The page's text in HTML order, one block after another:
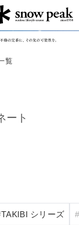
Snow Peak
覧
ート
TAKIBI シリーズ